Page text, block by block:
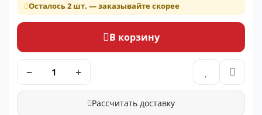
Осталось 2 шт. — заказывайте скорее
В корзину
− +
Рассчитать доставку